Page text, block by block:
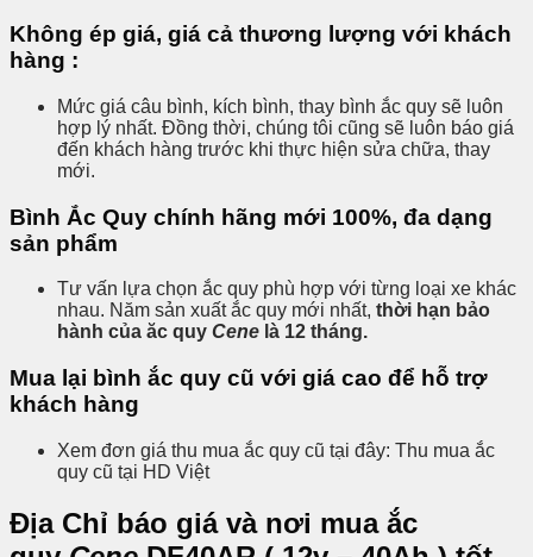
Không ép giá, giá cả thương lượng với khách
hàng :
Mức giá câu bình, kích bình, thay bình ắc quy sẽ luôn
hợp lý nhất. Đồng thời, chúng tôi cũng sẽ luôn báo giá
đến khách hàng trước khi thực hiện sửa chữa, thay
mới.
Bình Ắc Quy chính hãng mới 100%, đa dạng
sản phẩm
Tư vấn lựa chọn ắc quy phù hợp với từng loại xe khác
nhau. Năm sản xuất ắc quy mới nhất, thời hạn bảo
hành của ăc quy Cene là 12 tháng.
Mua lại bình ắc quy cũ với giá cao để hỗ trợ
khách hàng
Xem đơn giá thu mua ắc quy cũ tại đây: Thu mua ắc
quy cũ tại HD Việt
Địa Chỉ báo giá và nơi mua ắc